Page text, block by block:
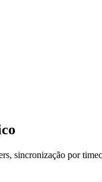
sincronização por